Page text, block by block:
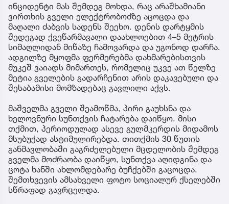
ინციდენტი მას შემდეგ მოხდა, რაც არაშხამიანი
ვირთხის გველი ელექტრობოძზე აცოცდა და
მაღალი ძაბვის სადენს შეეხო. დენის დარტყმის
შედეგად ქვეწარმავალი დაახლოებით 4–5 მეტრის
სიმაღლიდან მიწაზე ჩამოვარდა და უგონოდ დარჩა.
ადგილზე მყოფმა ფერმერებმა დახმარებისთვის
მუკეშ ვაიადს მიმართეს, რომელიც უკვე ათ წელზე
მეტია გველების გადარჩენით არის დაკავებული და
შესაბამისი მომზადებაც გავლილი აქვს.
მაშველმა გველი შეამოწმა, პირი გაუხსნა და
ხელოვნური სუნთქვის ჩატარება დაიწყო. მისი
თქმით, პერიოდულად ასევე გულმკერდის მიდამოს
მსუბუქად ასტიმულირებდა. თითქმის 30 წუთის
განმავლობაში გაგრძელებული მცდელობის შემდეგ
გველმა მოძრაობა დაიწყო, სუნთქვა აღიდგინა და
ცოტა ხანში ახლომდებარე ბუჩქებში გაცოცდა.
შემთხვევის ამსახველი ფოტო სოციალურ ქსელებში
სწრაფად გავრცელდა.